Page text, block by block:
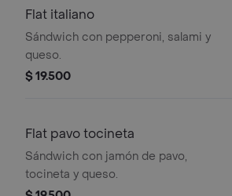
Flat italiano
Sándwich con pepperoni, salami y
queso.
$ 19.500
Flat pavo tocineta
Sándwich con jamón de pavo,
tocineta y queso.